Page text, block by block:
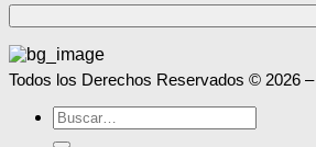
Todos los Derechos Reservados © 2026 –
Buscar
por: